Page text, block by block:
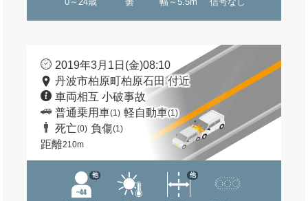
2019年3月1日(金)08:10
丹波市柏原町柏原石田 付近
車両相互 小破事故
普通乗用車(1) 軽自動車(1)
死亡(0) 負傷(1)
距離210m
他 他